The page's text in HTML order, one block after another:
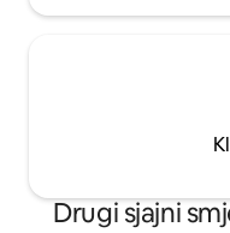
Drugi sjajni